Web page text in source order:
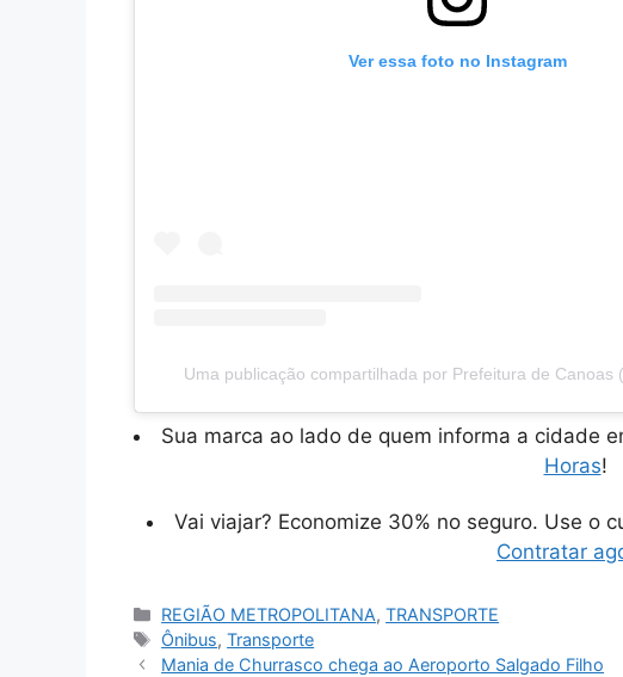
Ver essa foto no Instagram
Uma publicação compartilhada por Prefeitura de Canoas
Sua marca ao lado de quem informa a cidade
Horas!
Vai viajar? Economize 30% no seguro. Use o
Contratar
Categorias
REGIÃO METROPOLITANA,TRANSPORTE
Tags
Ônibus,Transporte
Mania de Churrasco chega ao Aeroporto Salgado Filho